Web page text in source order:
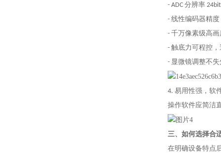
- ADC 分辨率 24bit
- 线性编码器精度
- 千万像素级高
- 触底力可程控
- 显微镜调整不
4. 易用性强，软
操作软件应简洁
三、如何选择合
在明确设备特点